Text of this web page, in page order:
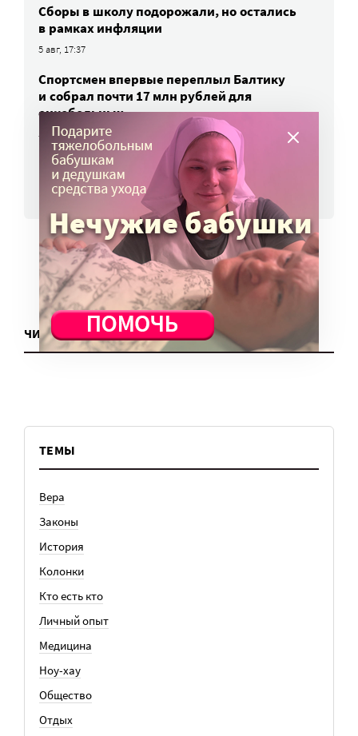
Сборы в школу подорожали, но остались
в рамках инфляции
5 авг, 17:37
Спортсмен впервые переплыл Балтику
и собрал почти 17 млн рублей для
онкобольных
5 авг, 17:30
ВСЕ НОВОСТИ
ЧИТАТЬ ЕЩЕ
ТЕМЫ
Вера
Законы
История
Колонки
Кто есть кто
Личный опыт
Медицина
Ноу-хау
Общество
Отдых